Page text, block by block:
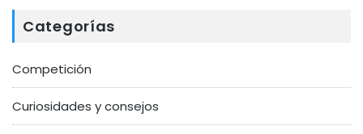
Categorías
Competición
Curiosidades y consejos